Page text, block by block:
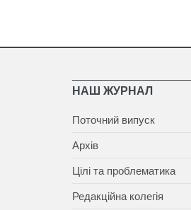
НАШ ЖУРНАЛ
Поточний випуск
Архів
Цілі та проблематика
Редакційна колегія